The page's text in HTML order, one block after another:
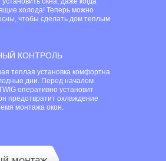
холода! Теперь можно
чтобы сделать дом теплым
КОНТРОЛЬ
теплая установка комфортна
дни. Перед началом
оперативно установит
предотвратит охлаждение
монтажа окон.